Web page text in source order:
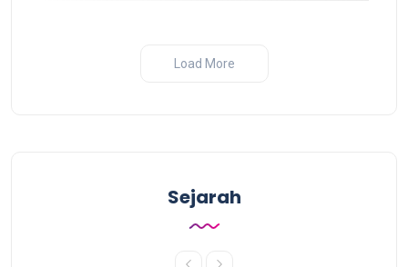
Load More
Sejarah